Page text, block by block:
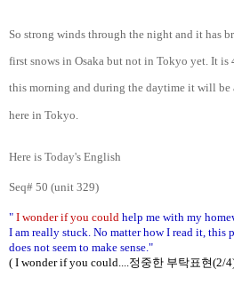
So strong winds through the night and it has
first snows in Osaka but not in Tokyo yet. It is
this morning and during the daytime it will be
here in Tokyo.
Here is Today's English
Seq# 50 (unit 329)
" I wonder if you could help me with my
I am really stuck. No matter how I read it, this
does not seem to make sense."
( I wonder if you could....정중한 부탁표현(2/